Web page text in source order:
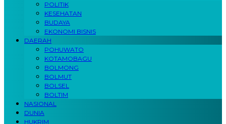
POLITIK
KESEHATAN
BUDAYA
EKONOMI BISNIS
DAERAH
POHUWATO
KOTAMOBAGU
BOLMONG
BOLMUT
BOLSEL
BOLTIM
NASIONAL
DUNIA
HUKRIM